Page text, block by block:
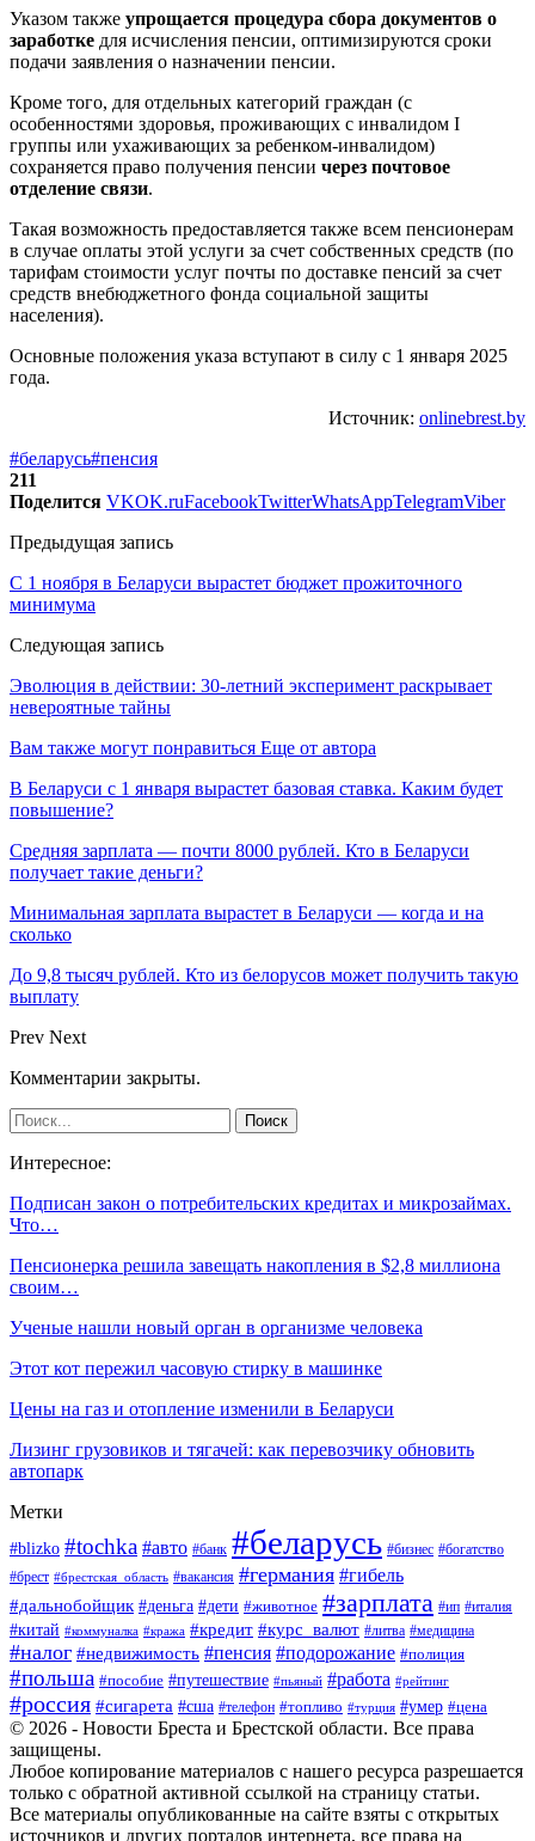
Указом также упрощается процедура сбора документов о
заработке для исчисления пенсии, оптимизируются сроки
подачи заявления о назначении пенсии.
Кроме того, для отдельных категорий граждан (с
особенностями здоровья, проживающих с инвалидом I
группы или ухаживающих за ребенком-инвалидом)
сохраняется право получения пенсии через почтовое
отделение связи.
Такая возможность предоставляется также всем пенсионерам
в случае оплаты этой услуги за счет собственных средств (по
тарифам стоимости услуг почты по доставке пенсий за счет
средств внебюджетного фонда социальной защиты
населения).
Основные положения указа вступают в силу с 1 января 2025
года.
Источник: onlinebrest.by
#беларусь#пенсия
211
Поделится VKOK.ruFacebookTwitterWhatsAppTelegramViber
Предыдущая запись
С 1 ноября в Беларуси вырастет бюджет прожиточного
минимума
Следующая запись
Эволюция в действии: 30-летний эксперимент раскрывает
невероятные тайны
Вам также могут понравиться Еще от автора
В Беларуси с 1 января вырастет базовая ставка. Каким будет
повышение?
Средняя зарплата — почти 8000 рублей. Кто в Беларуси
получает такие деньги?
Минимальная зарплата вырастет в Беларуси — когда и на
сколько
До 9,8 тысяч рублей. Кто из белорусов может получить такую
выплату
Prev Next
Комментарии закрыты.
Интересное:
Подписан закон о потребительских кредитах и микрозаймах.
Что…
Пенсионерка решила завещать накопления в $2,8 миллиона
своим…
Ученые нашли новый орган в организме человека
Этот кот пережил часовую стирку в машинке
Цены на газ и отопление изменили в Беларуси
Лизинг грузовиков и тягачей: как перевозчику обновить
автопарк
Метки
#blizko #tochka #авто #банк #беларусь #бизнес #богатство
#брест #брестская_область #вакансия #германия #гибель
#дальнобойщик #деньга #дети #животное #зарплата #ип #италия
#китай #коммуналка #кража #кредит #курс_валют #литва #медицина
#налог #недвижимость #пенсия #подорожание #полиция
#польша #пособие #путешествие #пьяный #работа #рейтинг
#россия #сигарета #сша #телефон #топливо #турция #умер #цена
© 2026 - Новости Бреста и Брестской области. Все права
защищены.
Любое копирование материалов с нашего ресурса разрешается
только с обратной активной ссылкой на страницу статьи.
Все материалы опубликованные на сайте взяты с открытых
источников и других порталов интернета, все права на